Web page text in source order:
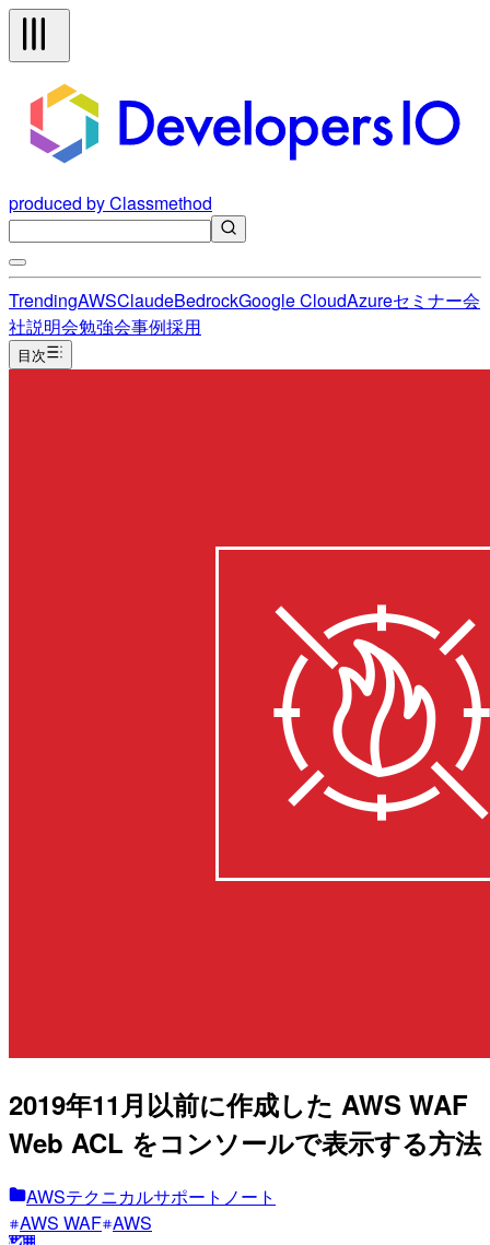
produced by Classmethod
TrendingAWSClaudeBedrockGoogle CloudAzureセミナー会
社説明会勉強会事例採用
目次
2019年11月以前に作成した AWS WAF
Web ACL をコンソールで表示する方法
AWSテクニカルサポートノート
AWS WAF AWS